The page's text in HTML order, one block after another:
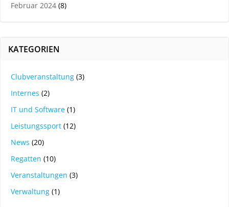
Februar 2024 (8)
KATEGORIEN
Clubveranstaltung (3)
Internes (2)
IT und Software (1)
Leistungssport (12)
News (20)
Regatten (10)
Veranstaltungen (3)
Verwaltung (1)